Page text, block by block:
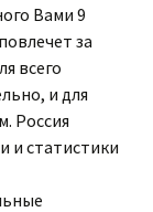
Вами 9
за
всего
и для
Россия
и статистики